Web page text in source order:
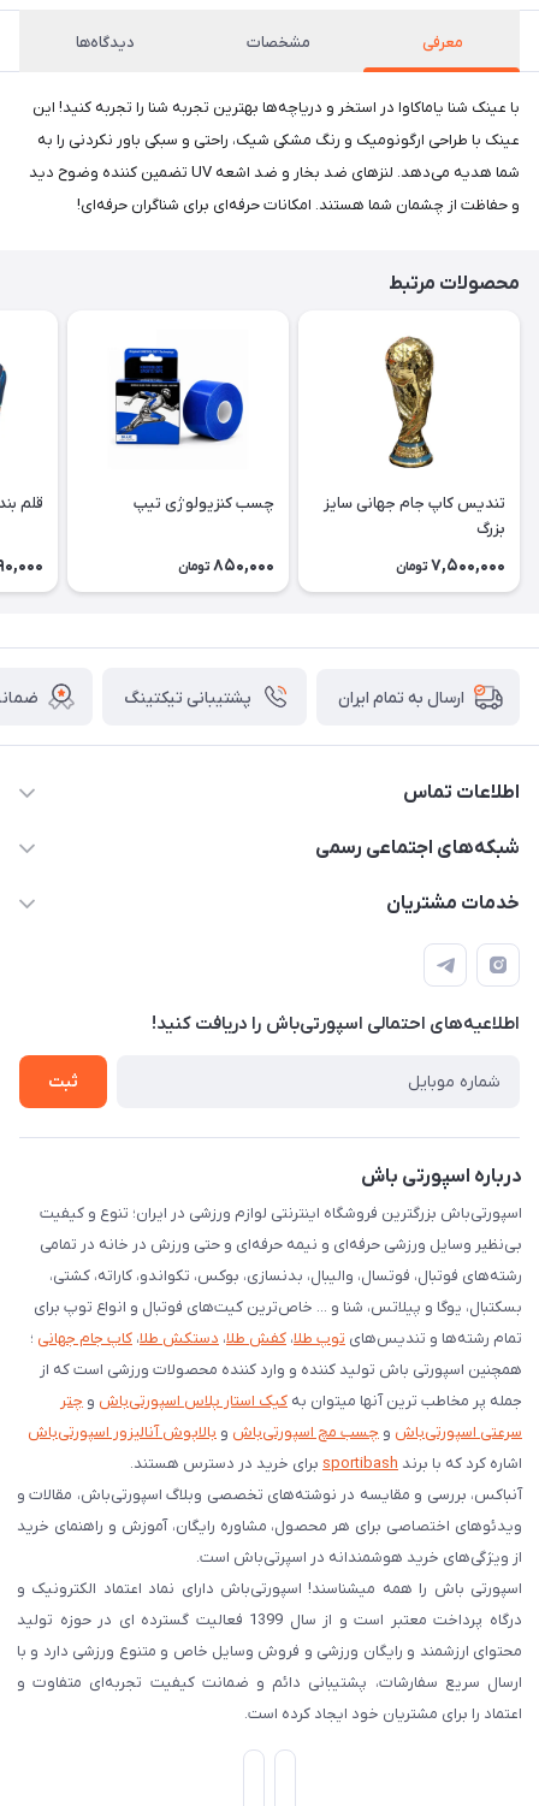
معرفی مشخصات دیدگاه‌ها
با عینک شنا یاماکاوا در استخر و دریاچه‌ها بهترین تجربه شنا را تجربه کنید! این
عینک با طراحی ارگونومیک و رنگ مشکی شیک، راحتی و سبکی باور نکردنی را به
شما هدیه می‌دهد. لنزهای ضد بخار و ضد اشعه UV تضمین کننده وضوح دید
و حفاظت از چشمان شما هستند. امکانات حرفه‌ای برای شناگران حرفه‌ای!
محصولات مرتبط
تندیس کاپ جام جهانی سایز
بزرگ
7,500,000 تومان
چسب کنزیولوژی تیپ
850,000 تومان
قلم
ارسال به تمام ایران پشتیبانی تیکتینگ
اطلاعات تماس
15 13 222 0900
شبکه‌های اجتماعی رسمی
کانال آپارات
خدمات مشتریان
درخواست پشتیبانی جدید
مشاهده لیست تیکت‌ها
لیست کد رهگیری پستی
شرایط بازگردانی کالا
اطلاعیه‌های احتمالی اسپورتی‌باش را دریافت کنید!
ثبت
درباره اسپورتی باش
اسپورتی‌باش بزرگترین فروشگاه اینترنتی لوازم ورزشی در ایران؛ تنوع و کیفیت
بی‌نظیر وسایل ورزشی حرفه‌ای و نیمه حرفه‌ای و حتی ورزش در خانه در تمامی
رشته‌های فوتبال، فوتسال، والیبال، بدنسازی، بوکس، تکواندو، کاراته، کشتی،
بسکتبال، یوگا و پیلاتس، شنا و ... خاص‌ترین کیت‌های فوتبال و انواع توپ برای
تمام رشته‌ها و تندیس‌های توپ طلا، کفش طلا، دستکش طلا، کاپ جام جهانی ؛
همچنین اسپورتی باش تولید کننده و وارد کننده محصولات ورزشی است که از
جمله پر مخاطب ترین آنها میتوان به کیک استار پلاس اسپورتی‌باش و چتر
سرعتی اسپورتی‌باش و چسب مچ اسپورتی‌باش و بالاپوش آنالیزور اسپورتی‌باش
اشاره کرد که با برند sportibash برای خرید در دسترس هستند.
آنباکس، بررسی‌ و مقایسه در نوشته‌های تخصصی وبلاگ اسپورتی‌باش، مقالات و
ویدئوهای اختصاصی برای هر محصول، مشاوره رایگان، آموزش و راهنمای خرید
از ویژگی‌های خرید هوشمندانه در اسپرتی‌باش است.
اسپورتی‌ باش را همه میشناسند! اسپورتی‌باش دارای نماد اعتماد الکترونیک و
درگاه پرداخت معتبر است و از سال 1399 فعالیت گسترده ای در حوزه تولید
محتوای ارزشمند و رایگان ورزشی و فروش وسایل خاص و متنوع ورزشی دارد و با
ارسال سریع سفارشات، پشتیبانی دائم و ضمانت کیفیت تجربه‌ای متفاوت و
اعتماد را برای مشتریان خود ایجاد کرده است.